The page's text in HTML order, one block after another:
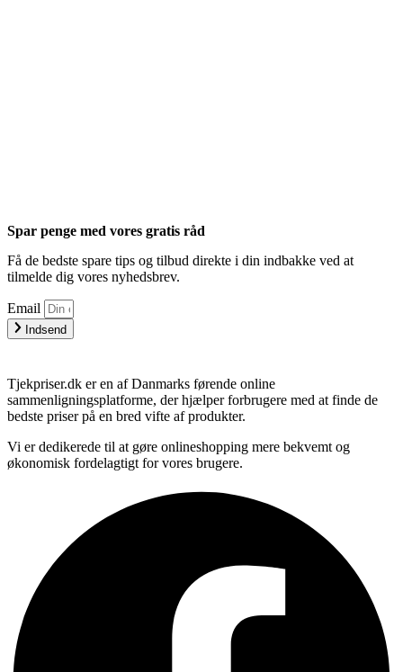
Spar penge med vores gratis råd
Få de bedste spare tips og tilbud direkte i din indbakke ved at
tilmelde dig vores nyhedsbrev.
Email
Indsend
Tjekpriser.dk er en af Danmarks førende online
sammenligningsplatforme, der hjælper forbrugere med at finde de
bedste priser på en bred vifte af produkter.
Vi er dedikerede til at gøre onlineshopping mere bekvemt og
økonomisk fordelagtigt for vores brugere.